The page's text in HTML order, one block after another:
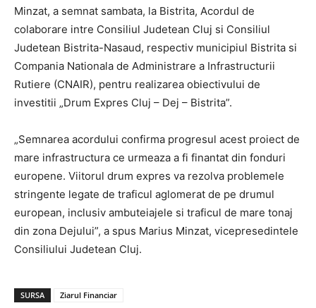
Minzat, a semnat sambata, la Bistrita, Acordul de
colaborare intre Consiliul Judetean Cluj si Consiliul
Judetean Bistrita-Nasaud, respectiv municipiul Bistrita si
Compania Nationala de Administrare a Infrastructurii
Rutiere (CNAIR), pentru realizarea obiectivului de
investitii „Drum Expres Cluj – Dej – Bistrita”.
„Semnarea acordului confirma progresul acest proiect de
mare infrastructura ce urmeaza a fi finantat din fonduri
europene. Viitorul drum expres va rezolva problemele
stringente legate de traficul aglomerat de pe drumul
european, inclusiv ambuteiajele si traficul de mare tonaj
din zona Dejului”, a spus Marius Minzat, vicepresedintele
Consiliului Judetean Cluj.
SURSA Ziarul Financiar